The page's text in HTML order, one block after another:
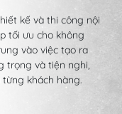
kế và thi công nội
tối ưu cho không
vào việc tạo ra
trọng và tiện nghi,
khách hàng.